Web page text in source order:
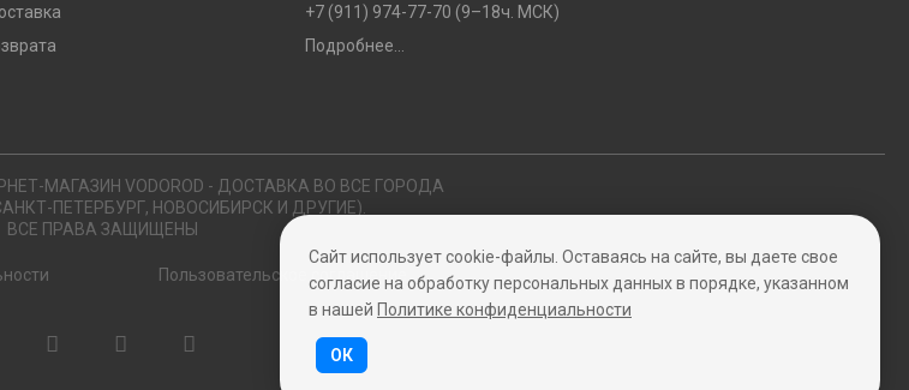
+7 (911) 974-77-70 (9–18ч. МСК)
Подробнее...
МАГАЗИН VODOROD - ДОСТАВКА ВО ВСЕ ГОРОДА
ПЕТЕРБУРГ, НОВОСИБИРСК И ДРУГИЕ).
ВСЕ ПРАВА ЗАЩИЩЕНЫ
Пользовательское соглашение
Сайт использует cookie-файлы. Оставаясь на сайте, вы даете свое
согласие на обработку персональных данных в порядке, указанном
в нашей Политике конфиденциальности
ОК